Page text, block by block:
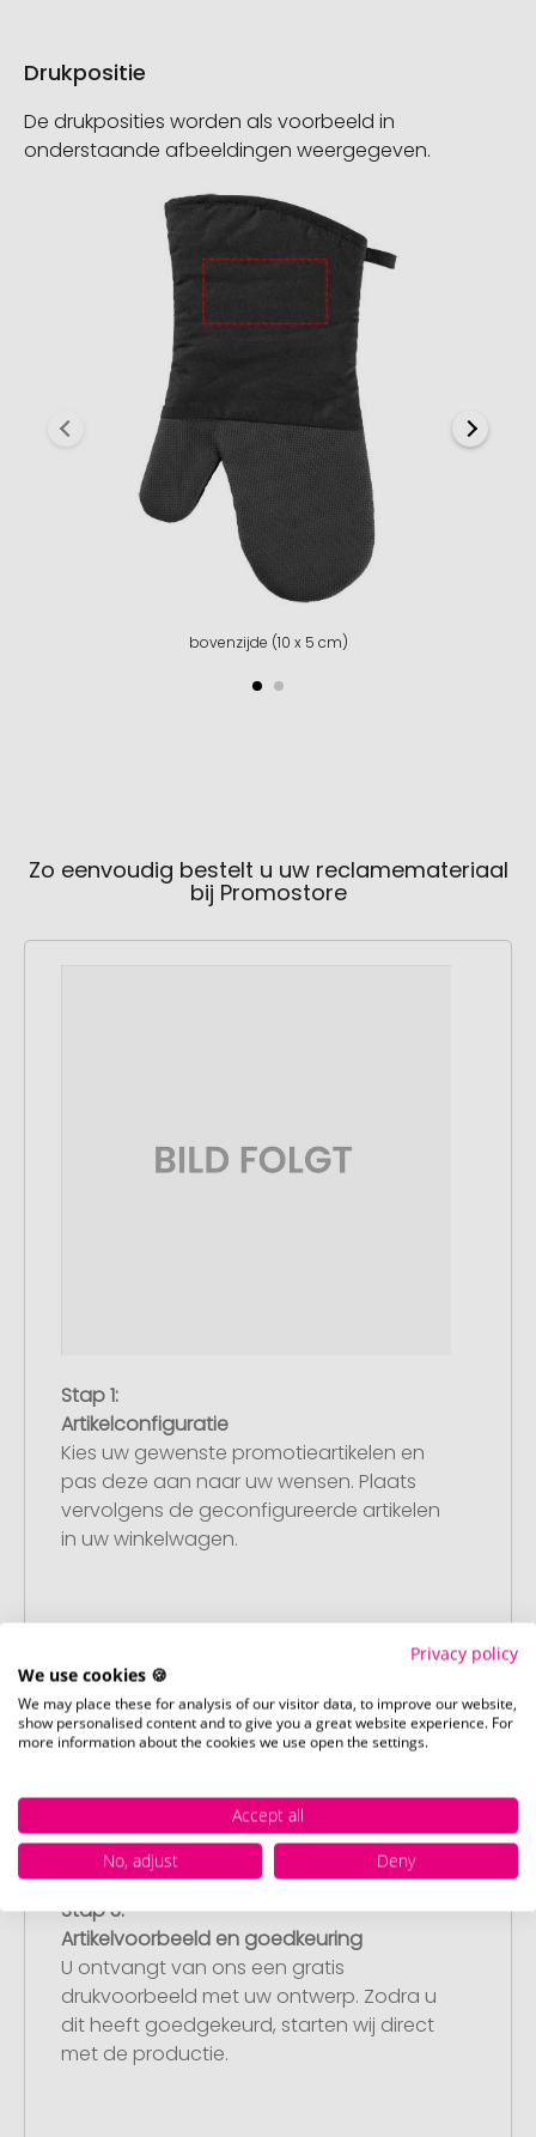
Drukpositie
De drukposities worden als voorbeeld in
onderstaande afbeeldingen weergegeven.
bovenzijde (10 x 5 cm)
Zo eenvoudig bestelt u uw reclamemateriaal
bij Promostore
Stap 1:
Artikelconfiguratie
Kies uw gewenste promotieartikelen en
pas deze aan naar uw wensen. Plaats
vervolgens de geconfigureerde artikelen
in uw winkelwagen.
Upload van uw logo of ontwerp
Upload uw logo of ontwerp op onze
afrekenpagina (checkout) en rond uw
bestelling af. Mocht u op dit moment
hebben, dan kunt u dit later aanleveren.
Stap 3:
Artikelvoorbeeld en goedkeuring
U ontvangt van ons een gratis
drukvoorbeeld met uw ontwerp. Zodra u
dit heeft goedgekeurd, starten wij direct
met de productie.
Privacy policy
We use cookies 🍪
We may place these for analysis of our visitor data, to improve our website,
show personalised content and to give you a great website experience. For
more information about the cookies we use open the settings.
Accept all
No, adjust
Deny